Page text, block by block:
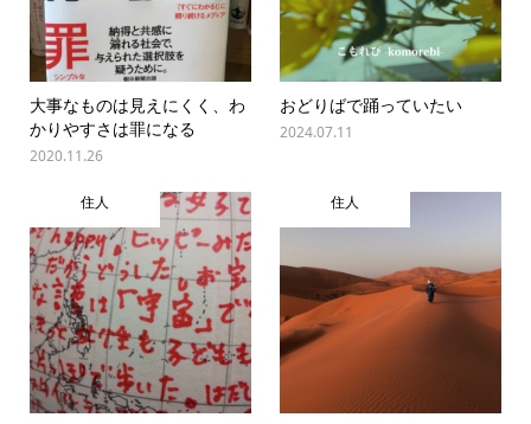
大事なものは見えにくく、わ
かりやすさは罪になる
2020.11.26
おどりばで踊っていたい
2024.07.11
住人 住人